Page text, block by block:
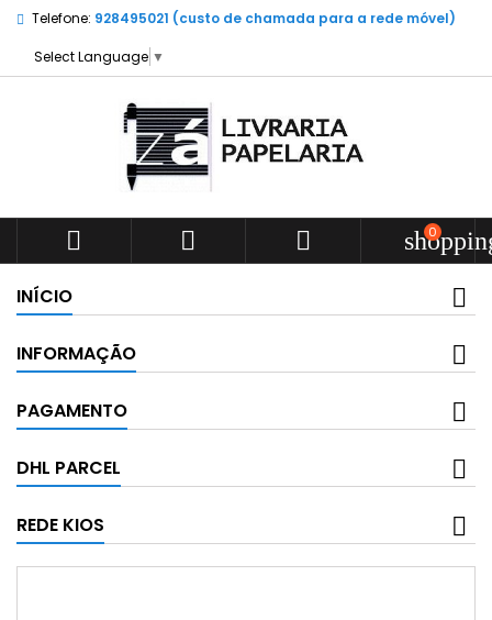
Telefone: 928495021 (custo de chamada para a rede móvel)
Select Language ▼
   0
INÍCIO
INFORMAÇÃO
PAGAMENTO
DHL PARCEL
REDE KIOS